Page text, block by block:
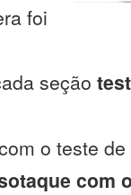
foi
seção
o teste
com